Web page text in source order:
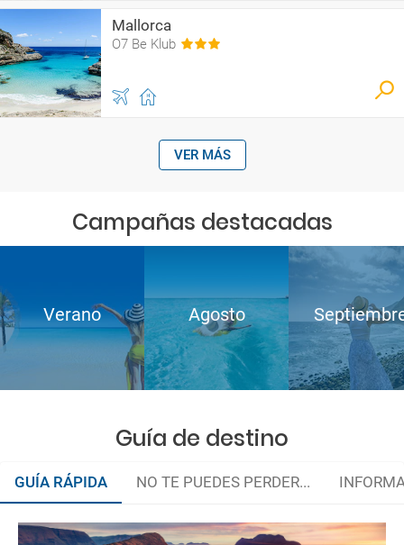
Mallorca
O7 Be Klub
VER MÁS
Campañas destacadas
Verano Agosto
Guía de destino
GUÍA RÁPIDA NO TE PUEDES PERDER...
Organiza tu viaje